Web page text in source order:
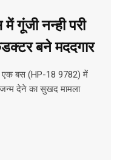
गूंजी नन्ही परी
बने मददगार
एक बस (HP-18 9782) में
जन्म देने का सुखद मामला